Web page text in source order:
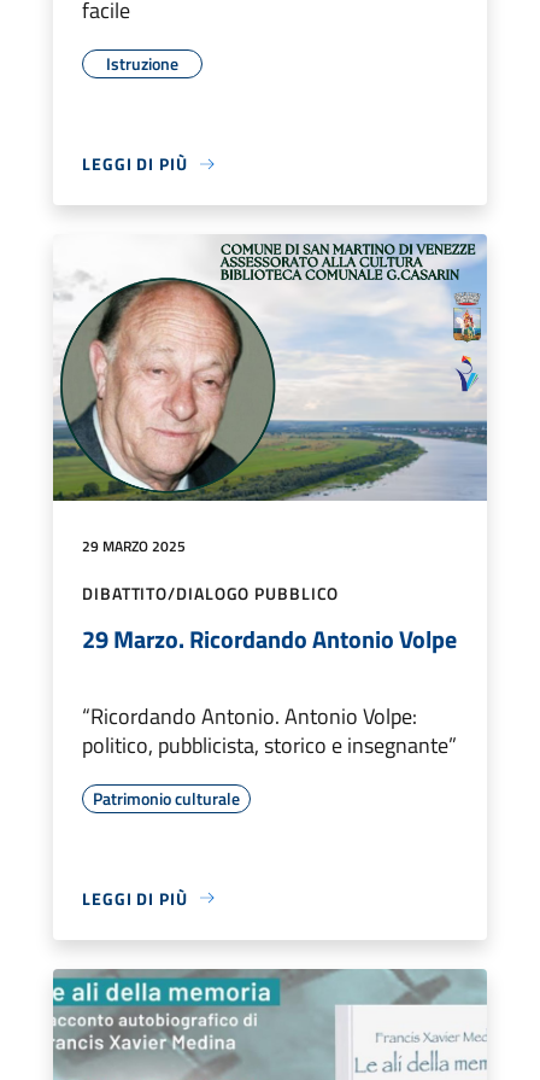
facile
Istruzione
LEGGI DI PIÙ
29 MARZO 2025
DIBATTITO/DIALOGO PUBBLICO
29 Marzo. Ricordando Antonio Volpe
“Ricordando Antonio. Antonio Volpe:
politico, pubblicista, storico e insegnante”
Patrimonio culturale
LEGGI DI PIÙ